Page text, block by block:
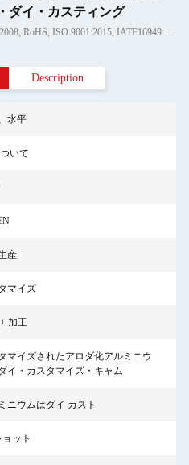
ダイ・カスティング
証明: RoHS, ISO 9001:2000, ISO 9001:2008, RoHS, ISO 9001:2015, IATF16949:2016
Description
水平
いて
産
マイズ
加工
マイズされたアロダ化アルミニウ
イ・カスタマイズ・キャム
ニウムはダイ カスト
ット